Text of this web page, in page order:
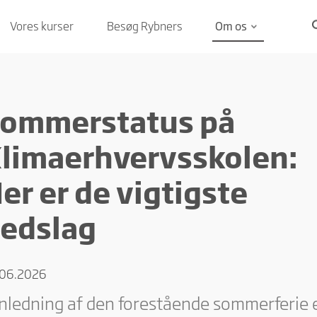
Vores kurser Besøg Rybners Om os keyboard_arrow_down
på
er de vigtigste
af den forestående sommerferie